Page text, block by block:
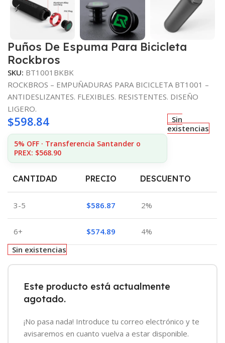
Puños De Espuma Para Bicicleta
Rockbros
SKU: BT1001BKBK
ROCKBROS – EMPUÑADURAS PARA BICICLETA BT1001 –
ANTIDESLIZANTES. FLEXIBLES. RESISTENTES. DISEÑO
LIGERO.
$598.84
5% OFF · Transferencia Santander o
PREX: $568.90
Sin
existencias
CANTIDAD PRECIO DESCUENTO
3-5 $586.87 2%
6+ $574.89
4%
Sin existencias
Este producto está actualmente
agotado.
¡No pasa nada! Introduce tu correo electrónico y te
avisaremos en cuanto vuelva a estar disponible.